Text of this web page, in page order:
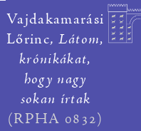
Vajdakamarási
Lőrinc, Látom,
krónikákat,
hogy nagy
sokan írtak
(RPHA 0832)